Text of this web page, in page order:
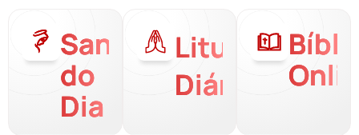
Santo
do
Dia
Liturgia
Diária